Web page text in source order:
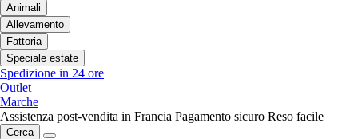
Animali
Allevamento
Fattoria
Speciale estate
Spedizione in 24 ore
Outlet
Marche
Assistenza post-vendita in Francia Pagamento sicuro Reso facile
Cerca